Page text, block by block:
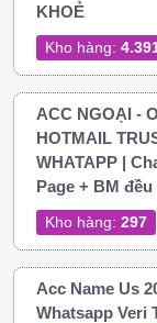
KHOẺ
Kho hàng:
ACC NGOẠI -
HOTMAIL
WHATAPP |
Page + BM
Kho hàng: 297
Acc Name Us
Whatsapp Veri